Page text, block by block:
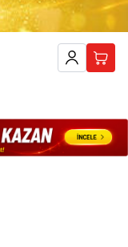
Hesabım